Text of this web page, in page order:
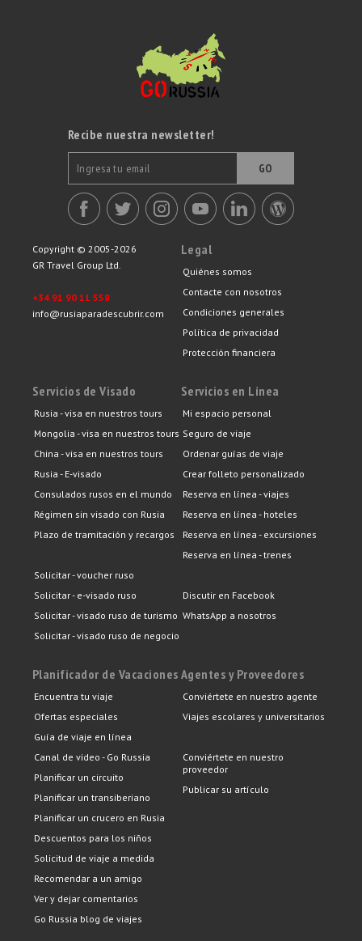
colorido, Usted se encontrará en la infinita estepa de Mongolia y
los bosques solitarios de Siberia.
Recibe nuestra newsletter!
GO
Copyright © 2005-2026
GR Travel Group Ltd.
+34 91 90 11 558
info@rusiaparadescubrir.com
Legal
Quiénes somos
Contacte con nosotros
Condiciones generales
Política de privacidad
Protección financiera
Servicios de Visado
Rusia - visa en nuestros tours
Mongolia - visa en nuestros tours
China - visa en nuestros tours
Rusia - E-visado
Consulados rusos en el mundo
Régimen sin visado con Rusia
Plazo de tramitación y recargos
Solicitar - voucher ruso
Solicitar - e-visado ruso
Solicitar - visado ruso de turismo
Solicitar - visado ruso de negocio
Servicios en Línea
Mi espacio personal
Seguro de viaje
Ordenar guías de viaje
Crear folleto personalizado
Reserva en línea - viajes
Reserva en línea - hoteles
Reserva en línea - excursiones
Reserva en línea - trenes
Discutir en Facebook
WhatsApp a nosotros
Planificador de Vacaciones
Encuentra tu viaje
Ofertas especiales
Guía de viaje en línea
Canal de video - Go Russia
Planificar un circuito
Planificar un transiberiano
Planificar un crucero en Rusia
Descuentos para los niños
Solicitud de viaje a medida
Recomendar a un amigo
Ver y dejar comentarios
Go Russia blog de viajes
Agentes y Proveedores
Conviértete en nuestro agente
Viajes escolares y universitarios
Conviértete en nuestro
proveedor
Publicar su artículo